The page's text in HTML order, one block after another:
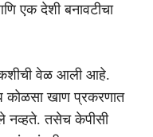
एक देशी बनावटीचा
वेळ आली आहे.
कोळसा खाण प्रकरणात
नव्हते. तसेच केपीसी